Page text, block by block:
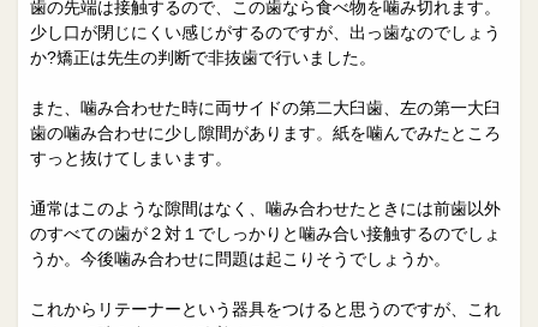
歯の先端は接触するので、この歯なら食べ物を噛み切れます。
少し口が閉じにくい感じがするのですが、出っ歯なのでしょう
か?矯正は先生の判断で非抜歯で行いました。
また、噛み合わせた時に両サイドの第二大臼歯、左の第一大臼
歯の噛み合わせに少し隙間があります。紙を噛んでみたところ
すっと抜けてしまいます。
通常はこのような隙間はなく、噛み合わせたときには前歯以外
のすべての歯が２対１でしっかりと噛み合い接触するのでしょ
うか。今後噛み合わせに問題は起こりそうでしょうか。
これからリテーナーという器具をつけると思うのですが、これ